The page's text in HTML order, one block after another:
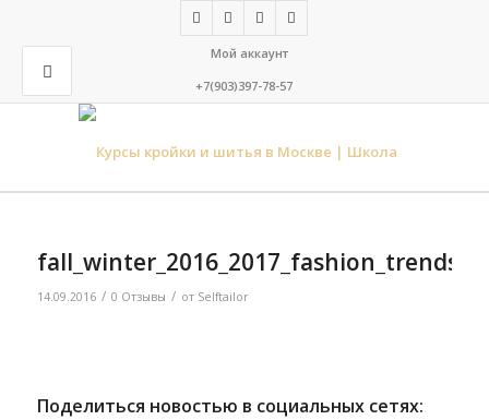
Мой аккаунт
+7(903)397-78-57
14.09.2016 / 0 Отзывы / от Selftailor
Поделиться новостью в социальных сетях: